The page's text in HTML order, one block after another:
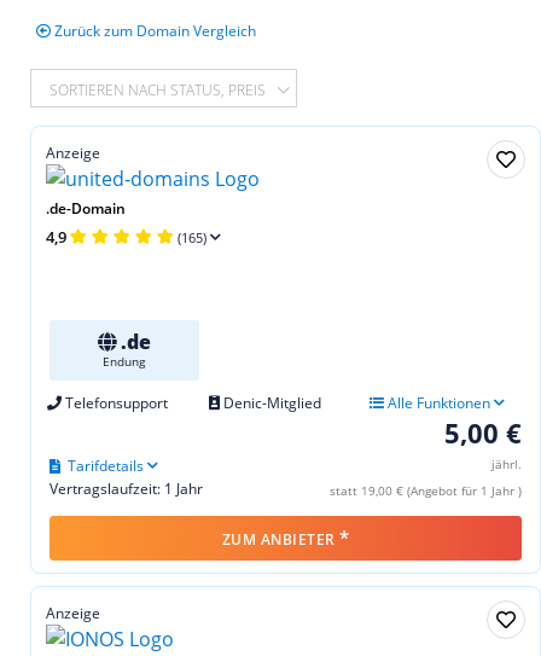
Zurück zum Domain Vergleich
SORTIEREN NACH STATUS, PREIS
Anzeige
.de-Domain
4,9 (165)
.de
Endung
Telefonsupport Denic-Mitglied Alle Funktionen
5,00 €
jährl.
statt 19,00 € (Angebot für 1 Jahr )
Vertragslaufzeit: 1 Jahr
Tarifdetails
ZUM ANBIETER *
Anzeige